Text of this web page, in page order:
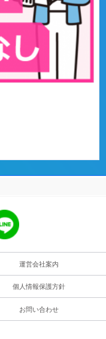
運営会社案内
個人情報保護方針
お問い合わせ